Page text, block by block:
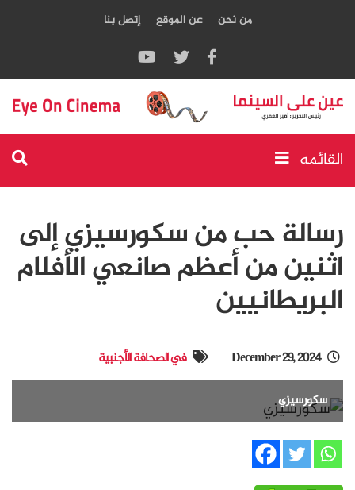
من نحن عن الموقع إتصل بنا
القائمه
رسالة حب من سكورسيزي إلى
اثنين من أعظم صانعي الأفلام
البريطانيين
December 29, 2024 في الصحافة الأجنبية
سكورسيزي